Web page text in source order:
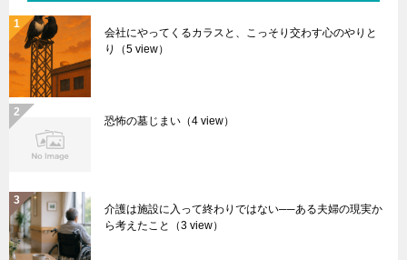
会社にやってくるカラスと、こっそり交わす心のやりと
り
（5 view）
恐怖の墓じまい （4 view）
介護は施設に入って終わりではない──ある夫婦の現実か
ら考えたこと
（3 view）